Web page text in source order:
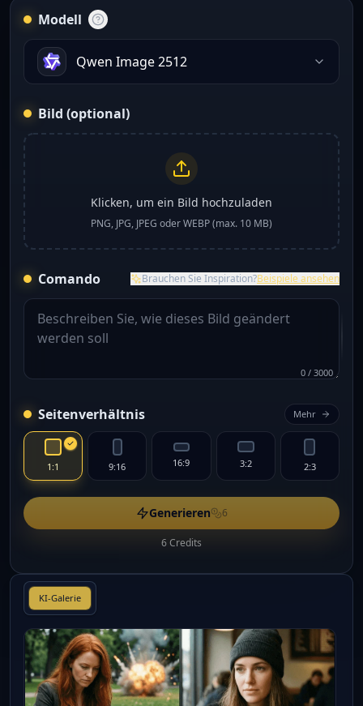
Modell
Qwen Image 2512
Bild (optional)
Klicken, um ein Bild hochzuladen
PNG, JPG, JPEG oder WEBP (max. 10 MB)
Comando Brauchen Sie Inspiration?Beispiele ansehen
0 / 3000
Seitenverhältnis Mehr
1:1 9:16 16:9 3:2 2:3
Generieren 6
6 Credits
KI-Galerie